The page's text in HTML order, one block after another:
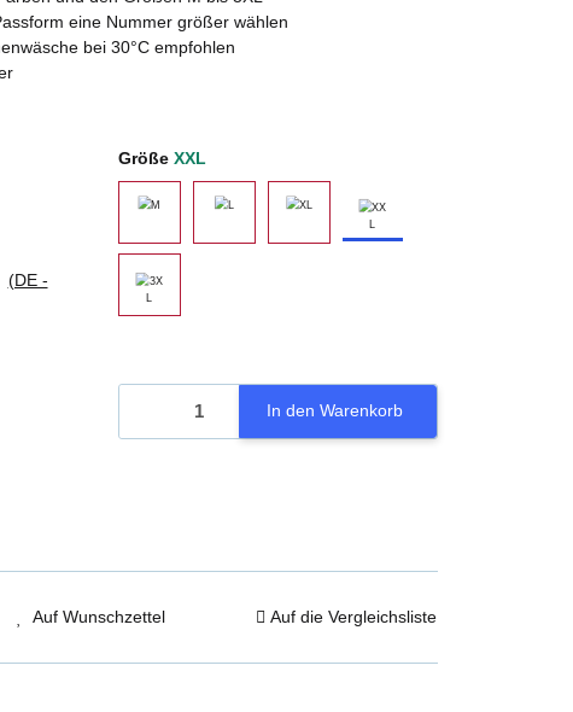
eine Nummer größer wählen
bei 30°C empfohlen
(DE -
Größe XXL
M
In den Warenkorb
Auf Wunschzettel Auf die Vergleichsliste